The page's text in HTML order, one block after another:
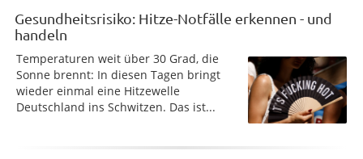
Gesundheitsrisiko: Hitze-Notfälle erkennen - und
handeln
Temperaturen weit über 30 Grad, die
Sonne brennt: In diesen Tagen bringt
wieder einmal eine Hitzewelle
Deutschland ins Schwitzen. Das ist...